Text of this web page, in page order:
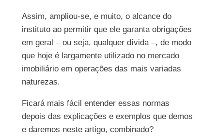
Assim, ampliou-se, e muito, o alcance do
instituto ao permitir que ele garanta obrigações
em geral – ou seja, qualquer dívida –, de modo
que hoje é largamente utilizado no mercado
imobiliário em operações das mais variadas
naturezas.
Ficará mais fácil entender essas normas
depois das explicações e exemplos que demos
e daremos neste artigo, combinado?